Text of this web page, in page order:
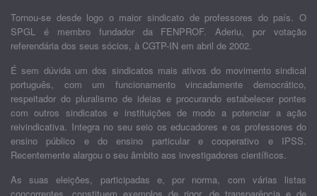
Tornou-se desde logo o maior sindicato de professores do país. O
SPGL é membro fundador da FENPROF. Aderiu, por votação
referendária dos seus sócios, à CGTP-IN em abril de 2002.
É sem dúvida um dos sindicatos mais ativos do movimento sindical
português, com um funcionamento vincadamente democrático,
respeitador do pluralismo de ideias e procurando estabelecer pontes
com outros sindicatos e instituições de modo a potenciar a ação
reivindicativa. Integra no seu seio os educadores e os professores do
ensino público e do ensino particular e cooperativo e IPSS.
Recentemente alargou o seu âmbito aos investigadores científicos.
As suas eleições, participadas e, por norma, com várias listas